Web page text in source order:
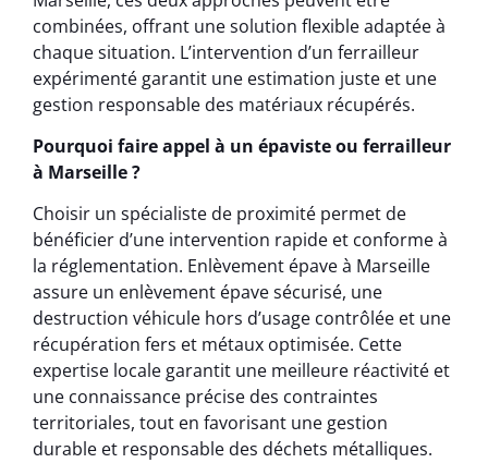
combinées, offrant une solution flexible adaptée à
chaque situation. L’intervention d’un ferrailleur
expérimenté garantit une estimation juste et une
gestion responsable des matériaux récupérés.
Pourquoi faire appel à un épaviste ou ferrailleur
à Marseille ?
Choisir un spécialiste de proximité permet de
bénéficier d’une intervention rapide et conforme à
la réglementation. Enlèvement épave à Marseille
assure un enlèvement épave sécurisé, une
destruction véhicule hors d’usage contrôlée et une
récupération fers et métaux optimisée. Cette
expertise locale garantit une meilleure réactivité et
une connaissance précise des contraintes
territoriales, tout en favorisant une gestion
durable et responsable des déchets métalliques.